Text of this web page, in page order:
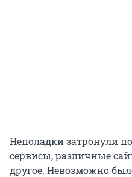
Неполадки затронули
сервисы, различные
другое. Невозможно